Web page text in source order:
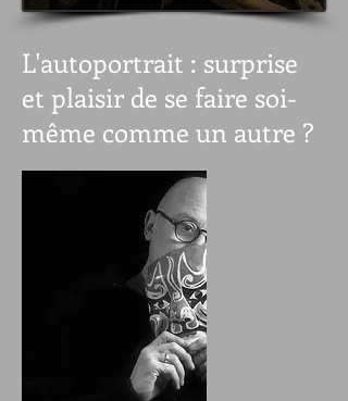
L'autoportrait : surprise
et plaisir de se faire soi-
même comme un autre ?